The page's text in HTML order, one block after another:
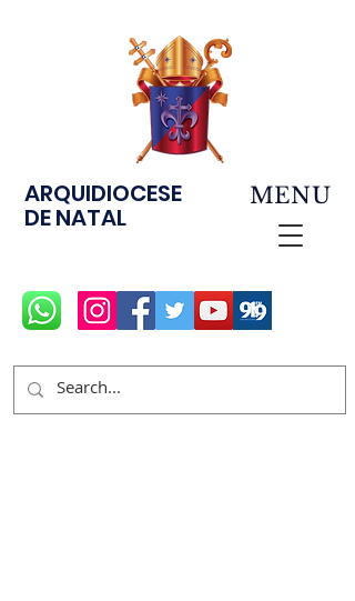
ARQUIDIOCESE
DE NATAL
MENU